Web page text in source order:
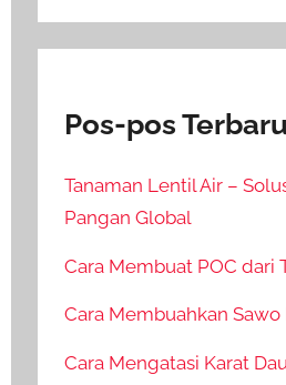
Pos-pos Terbaru
Tanaman Lentil Air –
Pangan Global
Cara Membuat POC dari
Cara Membuahkan
Cara Mengatasi Karat